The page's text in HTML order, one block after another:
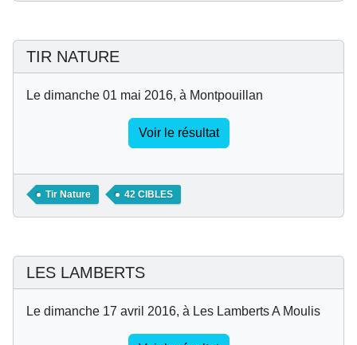
TIR NATURE
Le dimanche 01 mai 2016, à Montpouillan
Voir le résultat
Tir Nature 42 CIBLES
LES LAMBERTS
Le dimanche 17 avril 2016, à Les Lamberts A Moulis